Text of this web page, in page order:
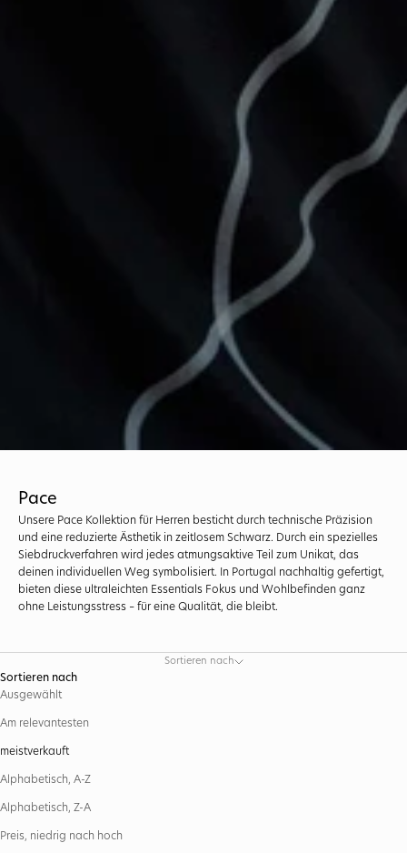
Pace
Unsere Pace Kollektion für Herren besticht durch technische Präzision
und eine reduzierte Ästhetik in zeitlosem Schwarz. Durch ein spezielles
Siebdruckverfahren wird jedes atmungsaktive Teil zum Unikat, das
deinen individuellen Weg symbolisiert. In Portugal nachhaltig gefertigt,
bieten diese ultraleichten Essentials Fokus und Wohlbefinden ganz
ohne Leistungsstress – für eine Qualität, die bleibt.
Sortieren nach
Sortieren nach
Ausgewählt
Am relevantesten
meistverkauft
Alphabetisch, A-Z
Alphabetisch, Z-A
Preis, niedrig nach hoch